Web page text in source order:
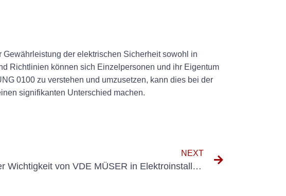
der elektrischen Sicherheit sowohl in
Richtlinien können sich Einzelpersonen und ihr Eigentum
0100 zu verstehen und umzusetzen, kann dies bei der
signifikanten Unterschied machen.
NEXT
Verständnis der Wichtigkeit von VDE MÜSER in Elektroinstallation